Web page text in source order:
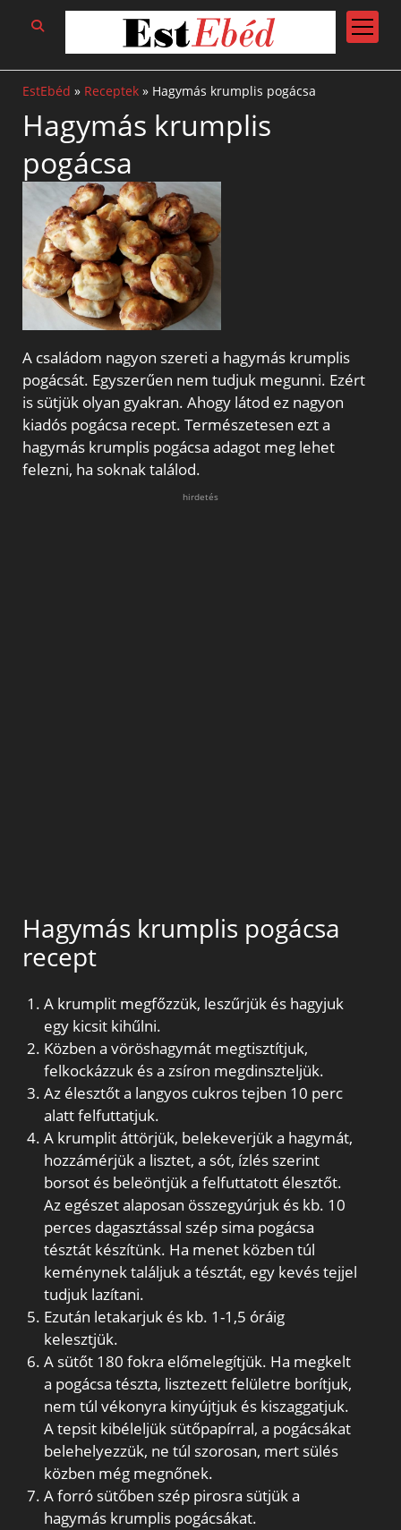
open
menu
EstEbéd » Receptek» Hagymás krumplis pogácsa
Hagymás krumplis
pogácsa
A családom nagyon szereti a hagymás krumplis
pogácsát. Egyszerűen nem tudjuk megunni. Ezért
is sütjük olyan gyakran. Ahogy látod ez nagyon
kiadós pogácsa recept. Természetesen ezt a
hagymás krumplis pogácsa adagot meg lehet
felezni, ha soknak találod.
hirdetés
Hagymás krumplis pogácsa
recept
A krumplit megfőzzük, leszűrjük és hagyjuk
egy kicsit kihűlni.
Közben a vöröshagymát megtisztítjuk,
felkockázzuk és a zsíron megdinszteljük.
Az élesztőt a langyos cukros tejben 10 perc
alatt felfuttatjuk.
A krumplit áttörjük, belekeverjük a hagymát,
hozzámérjük a lisztet, a sót, ízlés szerint
borsot és beleöntjük a felfuttatott élesztőt.
Az egészet alaposan összegyúrjuk és kb. 10
perces dagasztással szép sima pogácsa
tésztát készítünk. Ha menet közben túl
keménynek találjuk a tésztát, egy kevés tejjel
tudjuk lazítani.
Ezután letakarjuk és kb. 1-1,5 óráig
kelesztjük.
A sütőt 180 fokra előmelegítjük. Ha megkelt
a pogácsa tészta, lisztezett felületre borítjuk,
nem túl vékonyra kinyújtjuk és kiszaggatjuk.
A tepsit kibéleljük sütőpapírral, a pogácsákat
belehelyezzük, ne túl szorosan, mert sülés
közben még megnőnek.
A forró sütőben szép pirosra sütjük a
hagymás krumplis pogácsákat.